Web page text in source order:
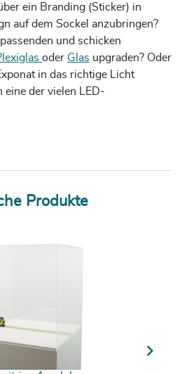
ein Branding (Sticker) in
auf dem Sockel anzubringen?
und schicken
oder Glas upgraden? Oder
in das richtige Licht
eine der vielen LED-
Produkte
Next